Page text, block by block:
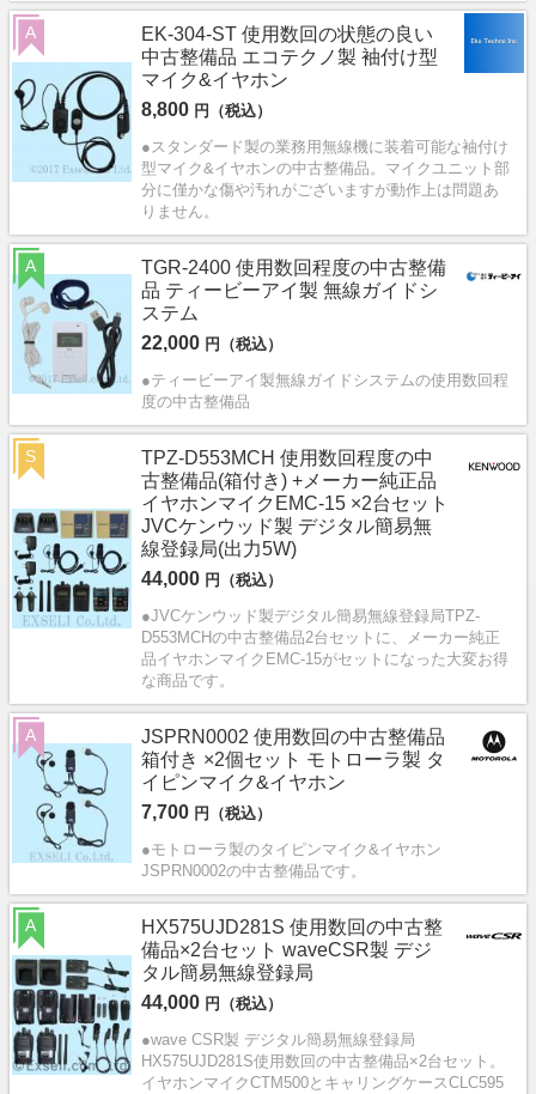
EK-304-ST 使用数回の状態の良い
中古整備品 エコテクノ製 袖付け型
マイク&イヤホン
8,800 円（税込）
●スタンダード製の業務用無線機に装着可能な袖付け
型マイク&イヤホンの中古整備品。マイクユニット部
分に僅かな傷や汚れがございますが動作上は問題あ
りません。
A
TGR-2400 使用数回程度の中古整備
品 ティービーアイ製 無線ガイドシ
ステム
22,000 円（税込）
●ティービーアイ製無線ガイドシステムの使用数回程
度の中古整備品
A
TPZ-D553MCH 使用数回程度の中
古整備品(箱付き) +メーカー純正品
イヤホンマイクEMC-15 ×2台セット
JVCケンウッド製 デジタル簡易無
線登録局(出力5W)
44,000 円（税込）
●JVCケンウッド製デジタル簡易無線登録局TPZ-
D553MCHの中古整備品2台セットに、メーカー純正
品イヤホンマイクEMC-15がセットになった大変お得
な商品です。
S
JSPRN0002 使用数回の中古整備品
箱付き ×2個セット モトローラ製 タ
イピンマイク&イヤホン
7,700 円（税込）
●モトローラ製のタイピンマイク&イヤホン
JSPRN0002の中古整備品です。
A
HX575UJD281S 使用数回の中古整
備品×2台セット waveCSR製 デジ
タル簡易無線登録局
44,000 円（税込）
●wave CSR製 デジタル簡易無線登録局
HX575UJD281S使用数回の中古整備品×2台セット。
イヤホンマイクCTM500とキャリングケースCLC595
A